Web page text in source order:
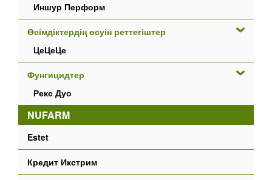
Иншур Перформ
Өсімдіктердің өсуін реттегіштер
ЦеЦеЦе
Фунгицидтер
Рекс Дуо
NUFARM
Estet
Кредит Икстрим